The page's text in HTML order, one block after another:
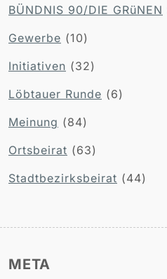
BÜNDNIS 90/DIE GRüNEN
Gewerbe (10)
Initiativen (32)
Löbtauer Runde (6)
Meinung (84)
Ortsbeirat (63)
Stadtbezirksbeirat (44)
META